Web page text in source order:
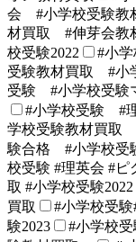
会 #小学校受験教
材買取 #伸芽会教
校受験2022
#小
受験教材買取 #
受験 #小学校受験
#小学校受験 #
学校受験教材買取
験合格 #小学校受
校受験 #理英会 #ピ
取 #小学校受験
買取
#小学校受験
験2023
#小学校